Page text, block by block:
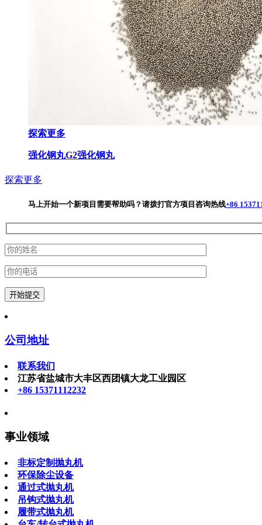
探索更多
强化钢丸G2强化钢丸
探索更多
马上开始一个新项目 需要帮助吗？请拨打官方项目咨询热线+86
公司地址
联系我们
江苏省盐城市大丰区西团镇大龙工业园区
+86 15371112232
事业领域
非标定制抛丸机
环保除尘设备
通过式抛丸机
吊钩式抛丸机
履带式抛丸机